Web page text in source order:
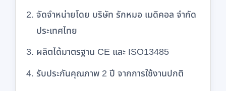
จัดจำหน่ายโดย บริษัท รักหมอ เมดิคอล จำกัด
ประเทศไทย
ผลิตได้มาตรฐาน CE และ ISO13485
รับประกันคุณภาพ 2 ปี จากการใช้งานปกติ